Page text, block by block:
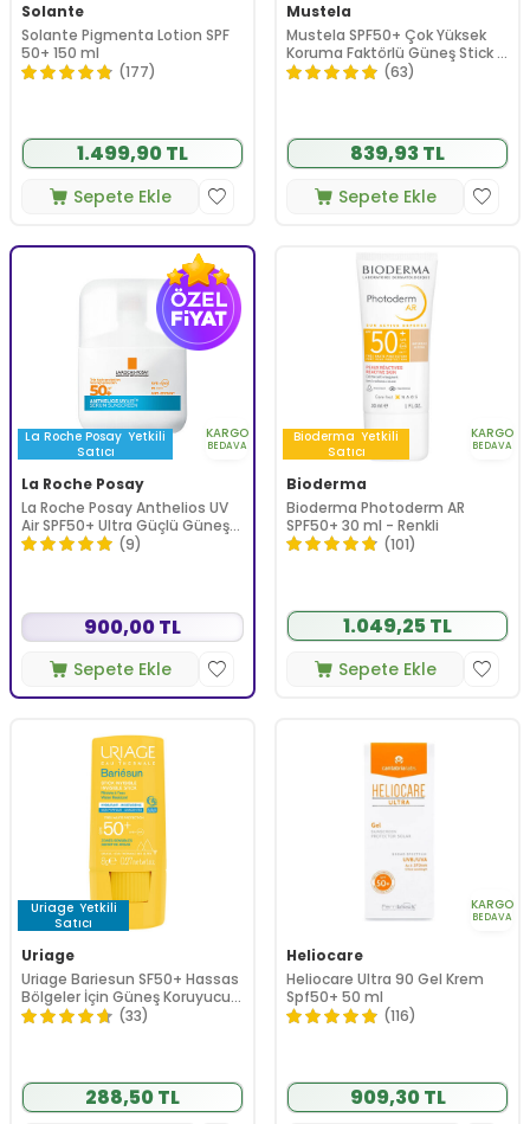
Solante
Solante Pigmenta Lotion SPF
50+ 150 ml
(177)
1.499,90 TL
Sepete Ekle
Mustela
Mustela SPF50+ Çok Yüksek
Koruma Faktörlü Güneş Stick 9
ml
(63)
839,93 TL
Sepete Ekle
La Roche Posay Yetkili
Satıcı
KARGO
BEDAVA
La Roche Posay
La Roche Posay Anthelios UV
Air SPF50+ Ultra Güçlü Güneş
Koruyucu Serum 50 ml
(9)
900,00 TL
Sepete Ekle
Bioderma Yetkili
Satıcı
KARGO
BEDAVA
Bioderma
Bioderma Photoderm AR
SPF50+ 30 ml - Renkli
(101)
1.049,25 TL
Sepete Ekle
Uriage Yetkili
Satıcı
Uriage
Uriage Bariesun SF50+ Hassas
Bölgeler İçin Güneş Koruyucu
Stick 8 g
(33)
288,50 TL
KARGO
BEDAVA
Heliocare
Heliocare Ultra 90 Gel Krem
Spf50+ 50 ml
(116)
909,30 TL